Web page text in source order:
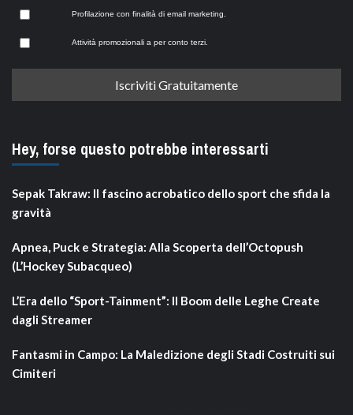
Profilazione con finalità di email marketing.
Attività promozionali a per conto terzi.
Hey, forse questo potrebbe interessarti
Sepak Takraw: Il fascino acrobatico dello sport che sfida la
gravità
Apnea, Puck e Strategia: Alla Scoperta dell’Octopush
(L’Hockey Subacqueo)
L’Era dello “Sport-Tainment”: Il Boom delle Leghe Create
dagli Streamer
Fantasmi in Campo: La Maledizione degli Stadi Costruiti sui
Cimiteri